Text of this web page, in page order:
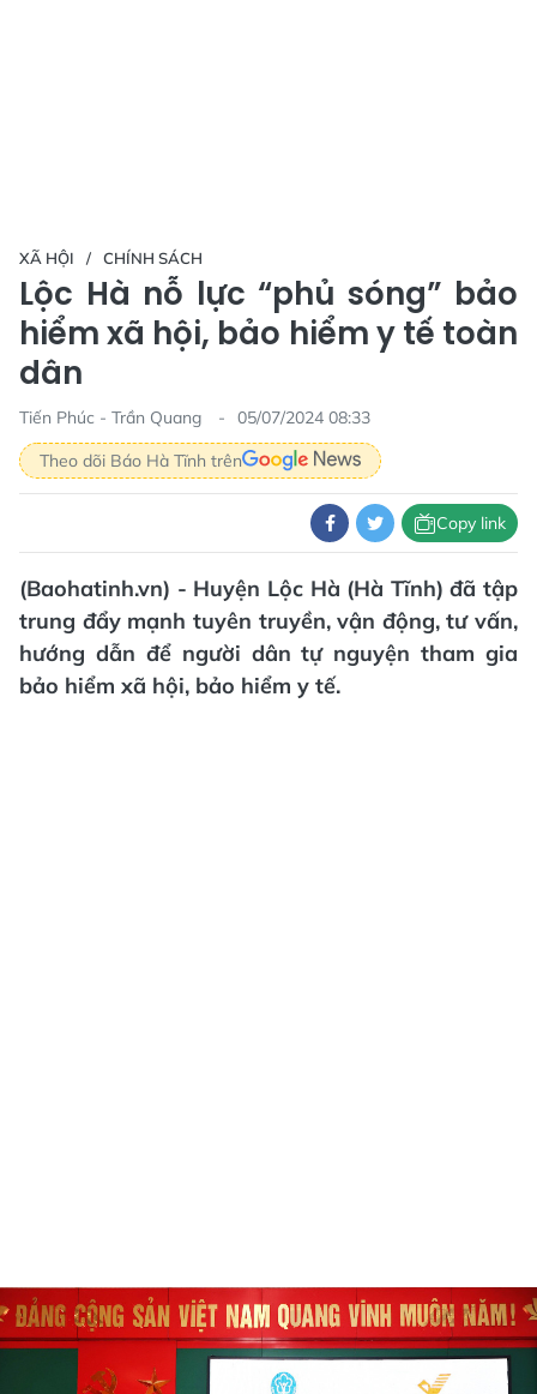
XÃ HỘI CHÍNH SÁCH
Lộc Hà nỗ lực “phủ sóng” bảo
hiểm xã hội, bảo hiểm y tế toàn
dân
Tiến Phúc - Trần Quang
05/07/2024 08:33
Theo dõi Báo Hà Tĩnh trên
Copy link
(Baohatinh.vn) - Huyện Lộc Hà (Hà Tĩnh) đã tập
trung đẩy mạnh tuyên truyền, vận động, tư vấn,
hướng dẫn để người dân tự nguyện tham gia
bảo hiểm xã hội, bảo hiểm y tế.